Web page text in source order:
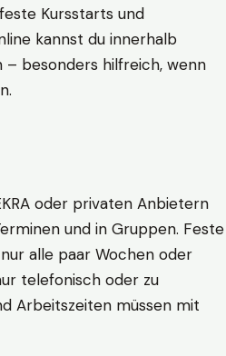
Kursstarts und
kannst du innerhalb
– besonders hilfreich, wenn
oder privaten Anbietern
und in Gruppen. Feste
alle paar Wochen oder
telefonisch oder zu
Arbeitszeiten müssen mit